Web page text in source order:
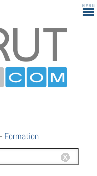
- Formation